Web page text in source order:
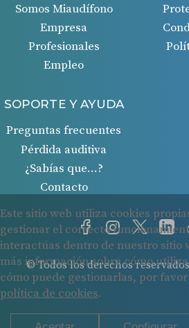
© Todos los derechos
Somos Miaudífono
Empresa
Profesionales
Empleo
SOPORTE Y AYUDA
Preguntas frecuentes
Pérdida auditiva
¿Sabías que…?
Contacto